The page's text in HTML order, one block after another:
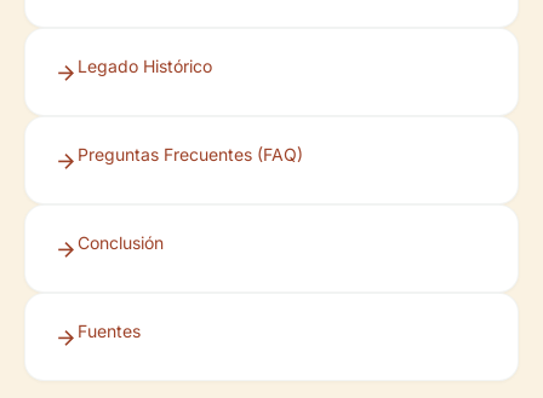
Legado Histórico
Preguntas Frecuentes (FAQ)
Conclusión
Fuentes